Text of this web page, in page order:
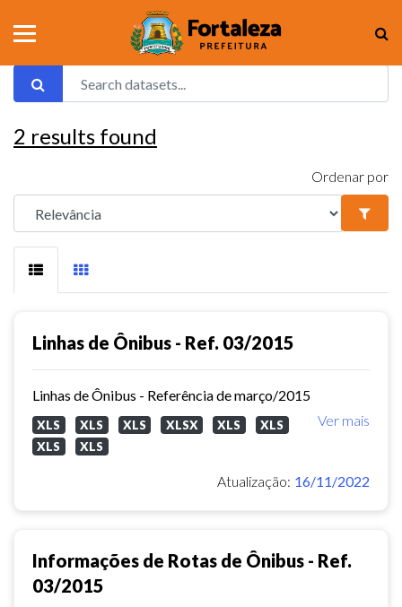
2 results found
Ordenar por
Linhas de Ônibus - Ref. 03/2015
Linhas de Ônibus - Referência de março/2015
Ver mais
XLS XLS XLS XLSX XLS
XLS
XLS
XLS
Atualização: 16/11/2022
Informações de Rotas de Ônibus - Ref.
03/2015